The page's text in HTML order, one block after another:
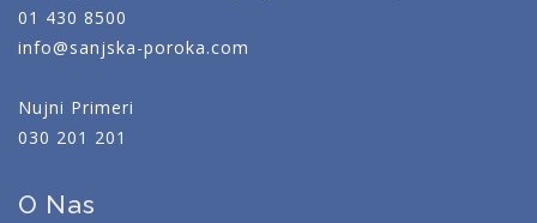
01 430 8500
info@sanjska-poroka.com
Nujni Primeri
030 201 201
O Nas